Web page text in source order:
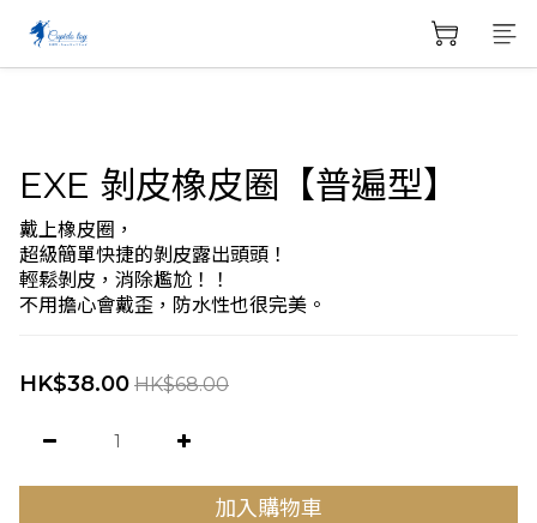
EXE 剝皮橡皮圈【普遍型】
戴上橡皮圈，
超級簡單快捷的剝皮露出頭頭！
輕鬆剝皮，消除尷尬！！
不用擔心會戴歪，防水性也很完美。
HK$38.00 HK$68.00
加入購物車